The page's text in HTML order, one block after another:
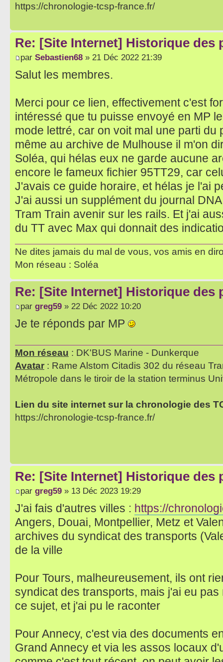
https://chronologie-tcsp-france.fr/
Re: [Site Internet] Historique des
par Sebastien68 » 21 Déc 2022 21:39
Salut les membres.
Merci pour ce lien, effectivement c'est
intéressé que tu puisse envoyé en MP
mode lettré, car on voit mal une parti du
même au archive de Mulhouse il m'on
Soléa, qui hélas eux ne garde aucune
encore le fameux fichier 95TT29, car
J'avais ce guide horaire, et hélas je l'ai
J'ai aussi un supplément du journal
Tram Train avenir sur les rails. Et j'ai
du TT avec Max qui donnait des
Ne dites jamais du mal de vous, vos amis en
Mon réseau : Soléa
Re: [Site Internet] Historique des
par greg59 » 22 Déc 2022 10:20
Je te réponds par MP
Mon réseau : DK'BUS Marine - Dunkerque
Avatar : Rame Alstom Citadis 302 du réseau
Métropole dans le tiroir de la station terminus
Lien du site internet sur la chronologie des
https://chronologie-tcsp-france.fr/
Re: [Site Internet] Historique des
par greg59 » 13 Déc 2023 19:29
J'ai fais d'autres villes : https://
Angers, Douai, Montpellier, Metz et
archives du syndicat des transports
de la ville
Pour Tours, malheureusement, ils ont
syndicat des transports, mais j'ai eu
ce sujet, et j'ai pu le raconter
Pour Annecy, c'est via des documents
Grand Annecy et via les assos locaux